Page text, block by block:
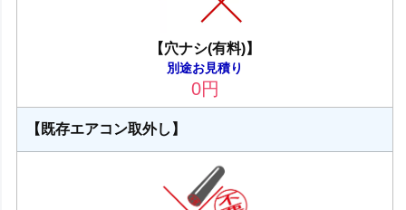
【穴ナシ(有料)】
別途お見積り
0円
【既存エアコン取外し】